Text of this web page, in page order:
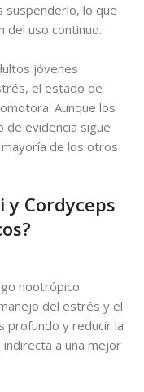
suspenderlo, lo que
del uso continuo.
jóvenes
el estado de
Aunque los
de evidencia sigue
de los otros
y Cordyceps
nootrópico
del estrés y el
profundo y reducir la
a una mejor